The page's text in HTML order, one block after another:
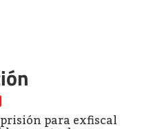
para exfiscal